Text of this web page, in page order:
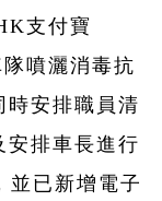
支付寶
噴灑消毒抗
時安排職員清
安排車長進行
並已新增電子